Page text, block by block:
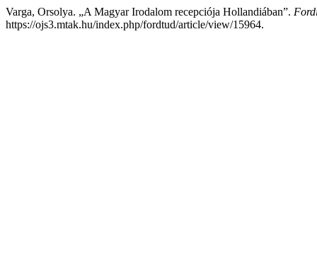
Varga, Orsolya. „A Magyar Irodalom recepciója Hollandiában”.
https://ojs3.mtak.hu/index.php/fordtud/article/view/15964.